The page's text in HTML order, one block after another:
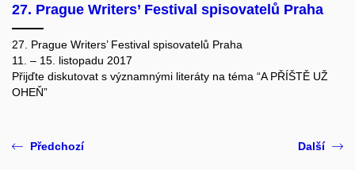
27. Prague Writers’ Festival spisovatelů Praha
27. Prague Writers’ Festival spisovatelů Praha
11. – 15. listopadu 2017
Přijďte diskutovat s významnými literáty na téma “A PŘÍŠTĚ UŽ
OHEŇ”
Předchozí Další